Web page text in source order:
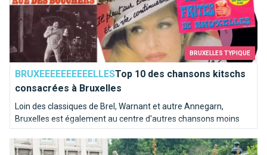
BRUXELLES TYPIQUE
BRUXEEEEEEEEEELLESTop 10 des chansons kitschs
consacrées à Bruxelles
Loin des classiques de Brel, Warnant et autre Annegarn,
Bruxelles est également au centre d'autres chansons moins
connues. Nous avons poussé une pièce dans le juke-box de la
capitale de l'Europe pour en sortir les mélodies les plus kitschs.
Comment bien fêter la fête nationale?